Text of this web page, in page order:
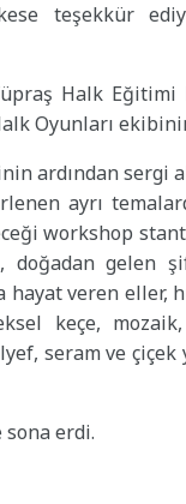
teşekkür
Halk
Oyunları
ardından sergi
ayrı
workshop
doğadan gelen
veren eller,
keçe,
seram ve
erdi.